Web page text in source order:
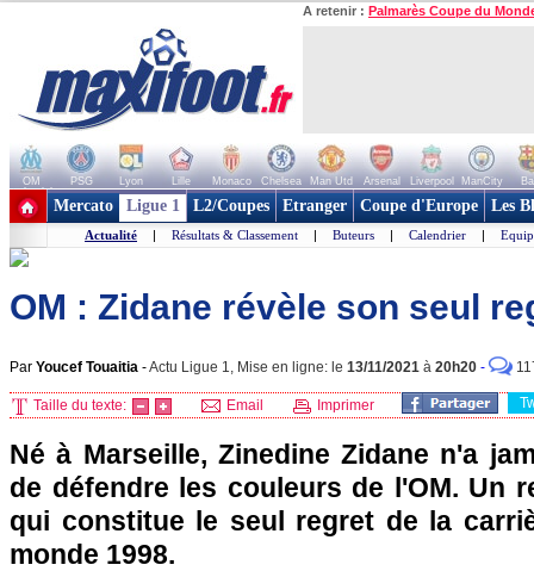
A retenir : Palmarès Coupe du
OM PSG Lyon Lille Monaco Chelsea Man Utd Arsenal Liverpool ManCity
+ de clubs
Mercato Ligue 1 L2/Coupes Etranger Coupe d'Europe Les
Actualité | Résultats & Classement | Buteurs | Calendrier |
OM : Zidane révèle son seul
Par Youcef Touaitia -Actu Ligue 1, Mise en ligne: le 13/11/2021 à 20h20 -
Taille du texte: Email Imprimer
Né à Marseille, Zinedine Zidane n'a
de défendre les couleurs de l'OM. Un
qui constitue le seul regret de la
monde 1998.